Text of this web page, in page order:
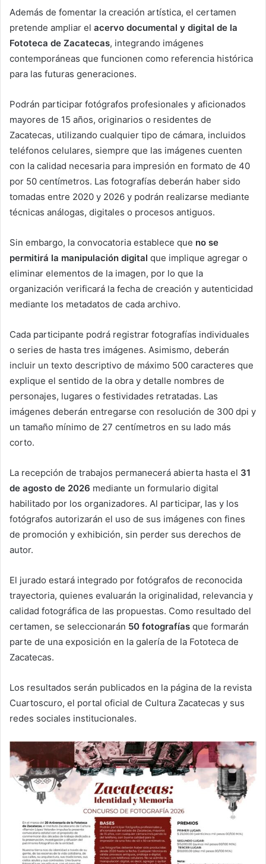
Además de fomentar la creación artística, el certamen
pretende ampliar el acervo documental y digital de la
Fototeca de Zacatecas, integrando imágenes
contemporáneas que funcionen como referencia histórica
para las futuras generaciones.
Podrán participar fotógrafos profesionales y aficionados
mayores de 15 años, originarios o residentes de
Zacatecas, utilizando cualquier tipo de cámara, incluidos
teléfonos celulares, siempre que las imágenes cuenten
con la calidad necesaria para impresión en formato de 40
por 50 centímetros. Las fotografías deberán haber sido
tomadas entre 2020 y 2026 y podrán realizarse mediante
técnicas análogas, digitales o procesos antiguos.
Sin embargo, la convocatoria establece que no se
permitirá la manipulación digital que implique agregar o
eliminar elementos de la imagen, por lo que la
organización verificará la fecha de creación y autenticidad
mediante los metadatos de cada archivo.
Cada participante podrá registrar fotografías individuales
o series de hasta tres imágenes. Asimismo, deberán
incluir un texto descriptivo de máximo 500 caracteres que
explique el sentido de la obra y detalle nombres de
personajes, lugares o festividades retratadas. Las
imágenes deberán entregarse con resolución de 300 dpi y
un tamaño mínimo de 27 centímetros en su lado más
corto.
La recepción de trabajos permanecerá abierta hasta el 31
de agosto de 2026 mediante un formulario digital
habilitado por los organizadores. Al participar, las y los
fotógrafos autorizarán el uso de sus imágenes con fines
de promoción y exhibición, sin perder sus derechos de
autor.
El jurado estará integrado por fotógrafos de reconocida
trayectoria, quienes evaluarán la originalidad, relevancia y
calidad fotográfica de las propuestas. Como resultado del
certamen, se seleccionarán 50 fotografías que formarán
parte de una exposición en la galería de la Fototeca de
Zacatecas.
Los resultados serán publicados en la página de la revista
Cuartoscuro, el portal oficial de Cultura Zacatecas y sus
redes sociales institucionales.